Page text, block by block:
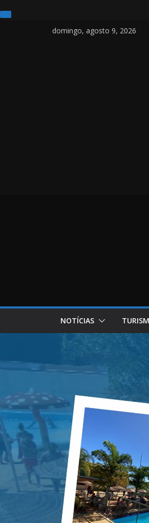
domingo, agosto 9, 2026
NOTÍCIAS